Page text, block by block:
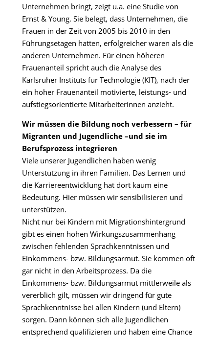
Unternehmen bringt, zeigt u.a. eine Studie von
Ernst & Young. Sie belegt, dass Unternehmen, die
Frauen in der Zeit von 2005 bis 2010 in den
Führungsetagen hatten, erfolgreicher waren als die
anderen Unternehmen. Für einen höheren
Frauenanteil spricht auch die Analyse des
Karlsruher Instituts für Technologie (KIT), nach der
ein hoher Frauenanteil motivierte, leistungs- und
aufstiegsorientierte Mitarbeiterinnen anzieht.
Wir müssen die Bildung noch verbessern – für
Migranten und Jugendliche –und sie im
Berufsprozess integrieren
Viele unserer Jugendlichen haben wenig
Unterstützung in ihren Familien. Das Lernen und
die Karriereentwicklung hat dort kaum eine
Bedeutung. Hier müssen wir sensibilisieren und
unterstützen.
Nicht nur bei Kindern mit Migrationshintergrund
gibt es einen hohen Wirkungszusammenhang
zwischen fehlenden Sprachkenntnissen und
Einkommens- bzw. Bildungsarmut. Sie kommen oft
gar nicht in den Arbeitsprozess. Da die
Einkommens- bzw. Bildungsarmut mittlerweile als
vererblich gilt, müssen wir dringend für gute
Sprachkenntnisse bei allen Kindern (und Eltern)
sorgen. Dann können sich alle Jugendlichen
entsprechend qualifizieren und haben eine Chance